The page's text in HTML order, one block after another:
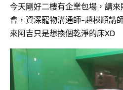
今天剛好二樓有企業包場，請
會，資深寵物溝通師-趙楧順講
來阿吉只是想換個乾淨的床XD